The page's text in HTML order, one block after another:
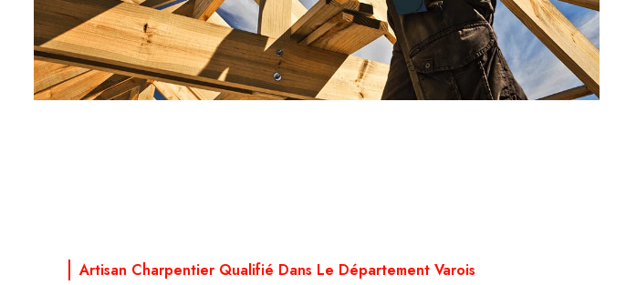
Artisan Charpentier Qualifié Dans Le Département Varois